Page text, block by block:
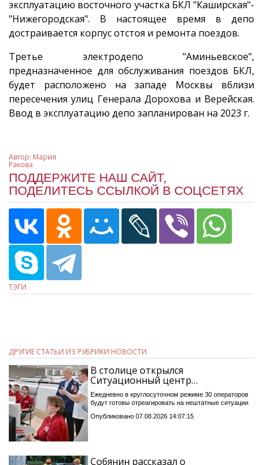
эксплуатацию восточного участка БКЛ "Каширская"-
"Нижегородская". В настоящее время в депо
достраивается корпус отстоя и ремонта поездов.
Третье электродепо "Аминьевское",
предназначенное для обслуживания поездов БКЛ,
будет расположено на западе Москвы вблизи
пересечения улиц Генерала Дорохова и Верейская.
Ввод в эксплуатацию депо запланирован на 2023 г.
Автор: Мария
Ракова
ПОДДЕРЖИТЕ НАШ САЙТ,
ПОДЕЛИТЕСЬ ССЫЛКОЙ В СОЦСЕТЯХ
ТЭГИ
ДРУГИЕ СТАТЬИ ИЗ РУБРИКИ НОВОСТИ
В столице открылся
Ситуационный центр…
Ежедневно в круглосуточном режиме 30 операторов
будут готовы отреагировать на нештатные ситуации
Опубликовано 07.08.2026 14:07:15
Собянин рассказал о